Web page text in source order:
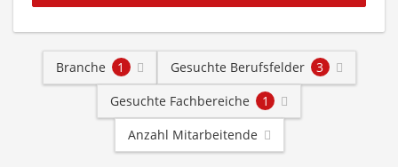
Branche 1 Gesuchte Berufsfelder
3
Gesuchte Fachbereiche
1
Anzahl Mitarbeitende